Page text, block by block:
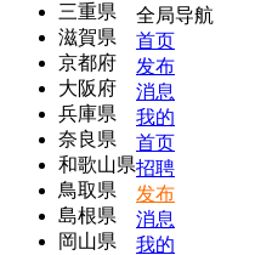
三重県
滋賀県
京都府
大阪府
兵庫県
奈良県
和歌山県
鳥取県
島根県
岡山県
全局导航
首页
发布
消息
我的
首页
招聘
发布
消息
我的